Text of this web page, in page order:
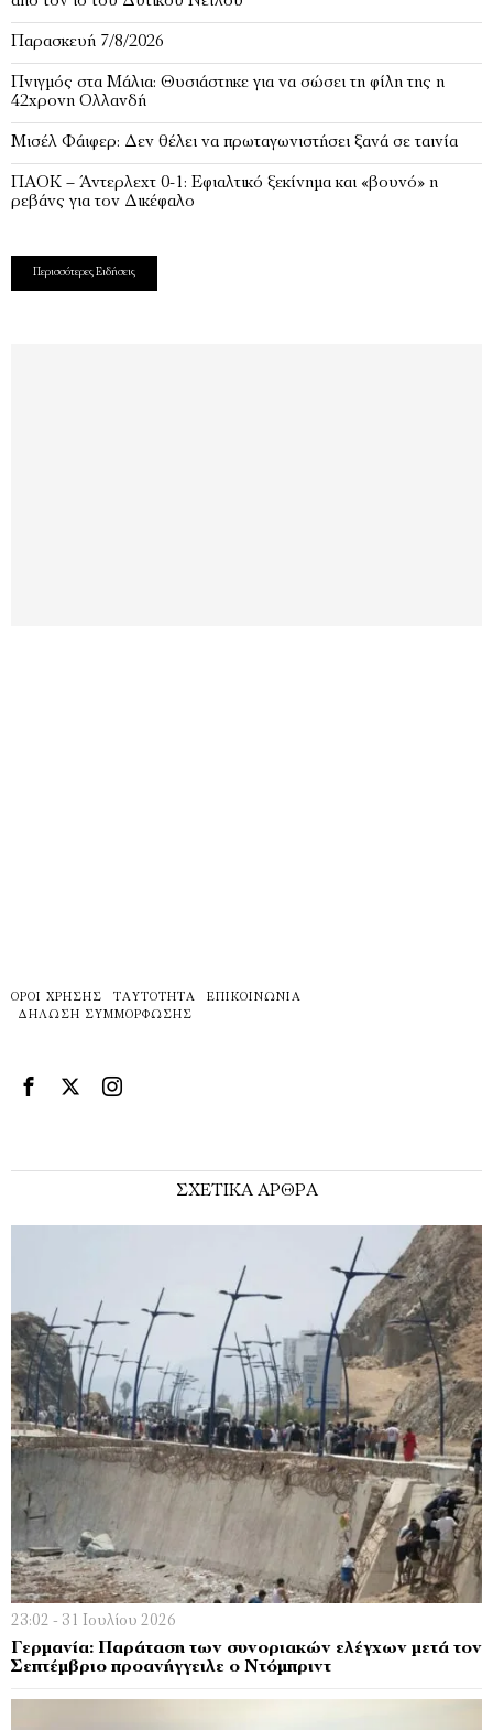
Παρασκευή 7/8/2026
Πνιγμός στα Μάλια: Θυσιάστηκε για να σώσει τη φίλη της η
42χρονη Ολλανδή
Μισέλ Φάιφερ: Δεν θέλει να πρωταγωνιστήσει ξανά σε ταινία
ΠΑΟΚ – Άντερλεχτ 0-1: Εφιαλτικό ξεκίνημα και «βουνό» η
ρεβάνς για τον Δικέφαλο
Περισσότερες Ειδήσεις
ΌΡΟΙ ΧΡΉΣΗΣ ΤΑΥΤΌΤΗΤΑ
ΕΠΙΚΟΙΝΩΝΊΑ
ΔΉΛΩΣΗ ΣΥΜΜΌΡΦΩΣΗΣ
ΣΧΕΤΙΚΑ ΑΡΘΡΑ
23:02 - 31 Ιουλίου 2026
Γερμανία: Παράταση των συνοριακών ελέγχων μετά τον
Σεπτέμβριο προανήγγειλε ο Ντόμπριντ